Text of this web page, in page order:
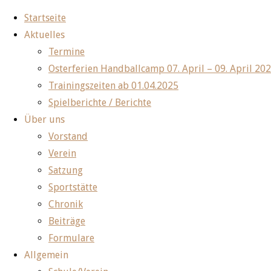
Zum
springen
Startseite
Aktuelles
Termine
Osterferien Handballcamp 07. April – 09. April
Trainingszeiten ab 01.04.2025
Spielberichte / Berichte
Über uns
Vorstand
Verein
Satzung
Sportstätte
Chronik
Beiträge
Formulare
Allgemein